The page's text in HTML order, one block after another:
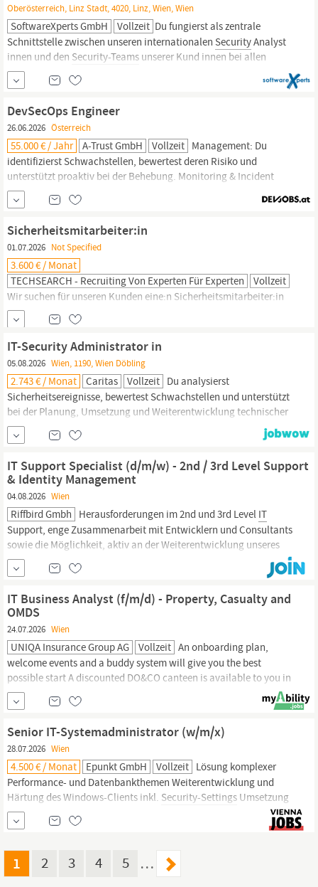
Oberösterreich, Linz Stadt, 4020, Linz, Wien, Wien
SoftwareXperts GmbH Vollzeit Du fungierst als zentrale
Schnittstelle zwischen unseren internationalen SecurityAnalyst
innen und den Security-Teams unserer Kund innen bei allen
Themen rund um Detection & Response Du führst ganzheitliche
Analysen durch, um strategische Optimierungspotenziale sowohl
DevSecOps Engineer
26.06.2026 Österreich
55.000 € / Jahr A-Trust GmbH Vollzeit Management: Du
identifizierst Schwachstellen, bewertest deren Risiko und
unterstützt proaktiv bei der Behebung. Monitoring & Incident
Response: Du erweiterst
unterstützt im Ernstfall bei der Analyse und Eindämmung von
Secure Coding Practices und
Sicherheitsmitarbeiter:in
01.07.2026 Not Specified
3.600 € / Monat
TECHSEARCH - Recruiting Von Experten Für Experten
Vollzeit
Wir suchen für unseren Kunden eine:n Sicherheitsmitarbeiter:in
mit Leidenschaft für
Kundenorientierung, um Sicherheitsabläufe im Betrieb zu
beaufsichtigen und zu kontrollieren. TECHSEARCH ist Recruiting-
Experte in der Suche und Auswahl von
Spezialistinnen und Spezialisten.
IT-Security Administrator in
05.08.2026 Wien, 1190, Wien Döbling
2.743 € / Monat Caritas Vollzeit Du analysierst
Sicherheitsereignisse, bewertest Schwachstellen und unterstützt
bei der Planung, Umsetzung und Weiterentwicklung technischer
Security-Maßnahmen.
insbesondere: Administration, Konfiguration und laufende
Security-Lösungen in einer hybriden
Umgebung...
IT Support Specialist (d/m/w) - 2nd / 3rd Level Support
& Identity Management
04.08.2026 Wien
Riffbird Gmbh Herausforderungen im 2nd und 3rd Level IT
Support, enge Zusammenarbeit mit Entwicklern und Consultants
sowie die Möglichkeit, aktiv an der Weiterentwicklung unseres
Produkts mitzuwirken. Dich erwartet ein technisch starkes Team,
maximale Homeoffice-Flexibilität, spannende
Themen und ein Arbeitsumfeld, das Eigeninitiative,...
IT Business Analyst (f/m/d) - Property, Casualty and
OMDS
24.07.2026 Wien
UNIQA Insurance Group AG Vollzeit An onboarding plan,
welcome events and a buddy system will give you the best
possible start A discounted DO&CO canteen is available to you in
the office, and you will also receive financial support for meals if
you work from home A modern & bright office with break areas in
equipment provide a
good environment Discounted insurance and a company subsidy
providesecurity.
Senior IT-Systemadministrator (w/m/x)
28.07.2026 Wien
4.500 € / Monat Epunkt GmbH Vollzeit Lösung komplexer
Performance- und Datenbankthemen Weiterentwicklung und
Härtung des Windows-Clients inkl. Security-Settings Umsetzung
technischer
Security-Vorgaben
und Compliance-Anforderungen
Schnittstelle zwischen Application Management und
du arbeitest: eigenständig, im...
1 2 3 4 5 …